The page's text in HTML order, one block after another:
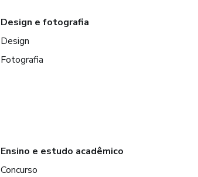
Design e fotografia
Design
Fotografia
Ensino e estudo acadêmico
Concurso